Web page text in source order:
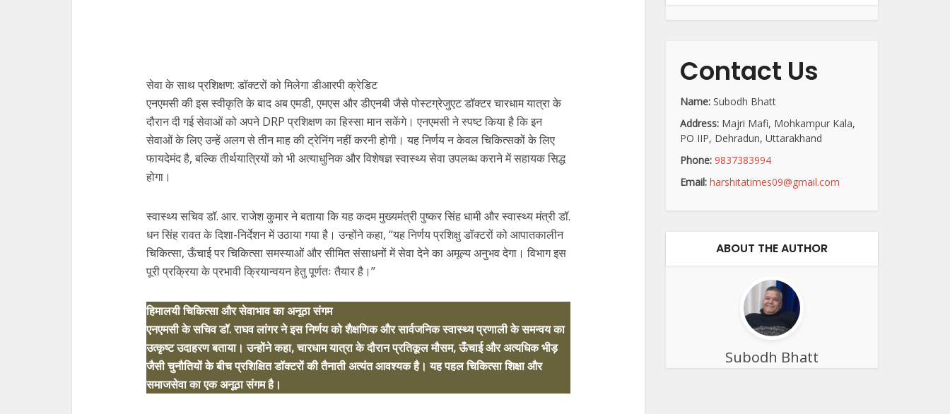
सेवा के साथ प्रशिक्षण: डॉक्टरों को मिलेगा डीआरपी क्रेडिट
एनएमसी की इस स्वीकृति के बाद अब एमडी, एमएस और डीएनबी जैसे पोस्टग्रेजुएट डॉक्टर चारधाम यात्रा के
दौरान दी गई सेवाओं को अपने DRP प्रशिक्षण का हिस्सा मान सकेंगे। एनएमसी ने स्पष्ट किया है कि इन
सेवाओं के लिए उन्हें अलग से तीन माह की ट्रेनिंग नहीं करनी होगी। यह निर्णय न केवल चिकित्सकों के लिए
फायदेमंद है, बल्कि तीर्थयात्रियों को भी अत्याधुनिक और विशेषज्ञ स्वास्थ्य सेवा उपलब्ध कराने में सहायक सिद्ध
होगा।
स्वास्थ्य सचिव डॉ. आर. राजेश कुमार ने बताया कि यह कदम मुख्यमंत्री पुष्कर सिंह धामी और स्वास्थ्य मंत्री डॉ.
धन सिंह रावत के दिशा-निर्देशन में उठाया गया है। उन्होंने कहा, “यह निर्णय प्रशिक्षु डॉक्टरों को आपातकालीन
चिकित्सा, ऊँचाई पर चिकित्सा समस्याओं और सीमित संसाधनों में सेवा देने का अमूल्य अनुभव देगा। विभाग इस
पूरी प्रक्रिया के प्रभावी क्रियान्वयन हेतु पूर्णतः तैयार है।”
हिमालयी चिकित्सा और सेवाभाव का अनूठा संगम
एनएमसी के सचिव डॉ. राघव लांगर ने इस निर्णय को शैक्षणिक और सार्वजनिक स्वास्थ्य प्रणाली के समन्वय का
उत्कृष्ट उदाहरण बताया। उन्होंने कहा, चारधाम यात्रा के दौरान प्रतिकूल मौसम, ऊँचाई और अत्यधिक भीड़
जैसी चुनौतियों के बीच प्रशिक्षित डॉक्टरों की तैनाती अत्यंत आवश्यक है। यह पहल चिकित्सा शिक्षा और
समाजसेवा का एक अनूठा संगम है।
Contact Us
Name: Subodh Bhatt
Address: Majri Mafi, Mohkampur Kala,
PO IIP, Dehradun, Uttarakhand
Phone: 9837383994
Email: harshitatimes09@gmail.com
ABOUT THE AUTHOR
Subodh Bhatt